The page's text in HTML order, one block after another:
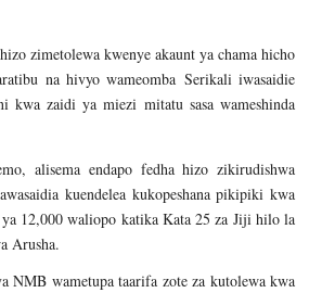
zimetolewa kwenye akaunt ya chama hicho
na hivyo wameomba Serikali iwasaidie
kwa zaidi ya miezi mitatu sasa wameshinda
alisema endapo fedha hizo zikirudishwa
kuendelea kukopeshana pikipiki kwa
ya 12,000 waliopo katika Kata 25 za Jiji hilo la
Arusha.
NMB wametupa taarifa zote za kutolewa kwa